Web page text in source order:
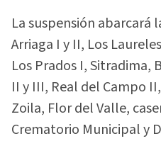
La suspensión abarcará
Arriaga I y II, Los
Los Prados I, Sitradima,
II y III, Real del Campo
Zoila, Flor del Valle,
Crematorio Municipal y